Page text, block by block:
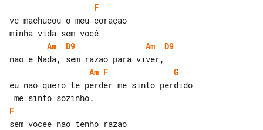
F
vc machucou o meu coraçao
Am
D9 Am
D9
Am F
G
eu nao quero te perder me sinto perdido
F